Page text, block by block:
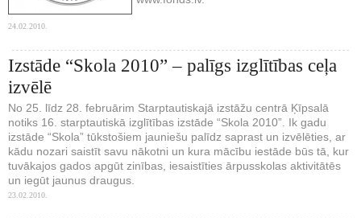
24.02.2010.
Izstāde “Skola 2010” – palīgs izglītības ceļa
izvēlē
No 25. līdz 28. februārim Starptautiskajā izstāžu centrā Ķīpsalā
notiks 16. starptautiskā izglītības izstāde “Skola 2010”. Ik gadu
izstāde “Skola” tūkstošiem jauniešu palīdz saprast un izvēlēties, ar
kādu nozari saistīt savu nākotni un kura mācību iestāde būs tā, kur
tuvākajos gados apgūt zinības, iesaistīties ārpusskolas aktivitātēs
un iegūt jaunus draugus.
23.02.2010.